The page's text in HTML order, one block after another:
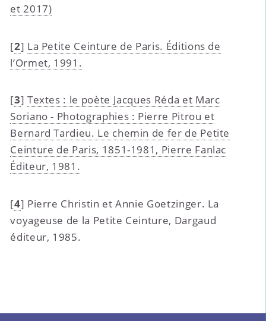
et 2017)
[2] La Petite Ceinture de Paris. Éditions de
l’Ormet, 1991.
[3] Textes : le poète Jacques Réda et Marc
Soriano - Photographies : Pierre Pitrou et
Bernard Tardieu. Le chemin de fer de Petite
Ceinture de Paris, 1851-1981, Pierre Fanlac
Éditeur, 1981.
[4] Pierre Christin et Annie Goetzinger. La
voyageuse de la Petite Ceinture, Dargaud
éditeur, 1985.